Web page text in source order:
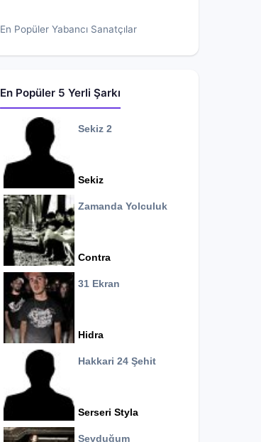
En Popüler Yabancı Sanatçılar
En Popüler 5 Yerli Şarkı
Sekiz 2
Sekiz
Zamanda Yolculuk
Contra
31 Ekran
Hidra
Hakkari 24 Şehit
Serseri Styla
Sevduğum